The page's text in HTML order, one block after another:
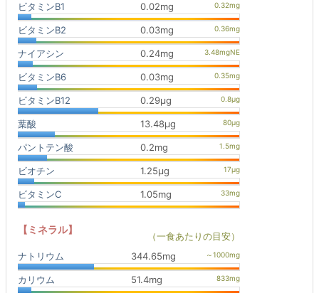
ビタミンB1 0.02mg
ビタミンB2 0.03mg
ナイアシン 0.24mg
ビタミンB6 0.03mg
ビタミンB12 0.29μg
葉酸 13.48μg
パントテン酸 0.2mg
ビオチン 1.25μg
ビタミンC 1.05mg
【ミネラル】
（一食あたりの目安）
ナトリウム
344.65mg
カリウム 51.4mg